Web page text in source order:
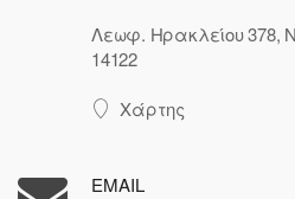
Λεωφ. Ηρακλείου 378,
14122
Χάρτης
EMAIL